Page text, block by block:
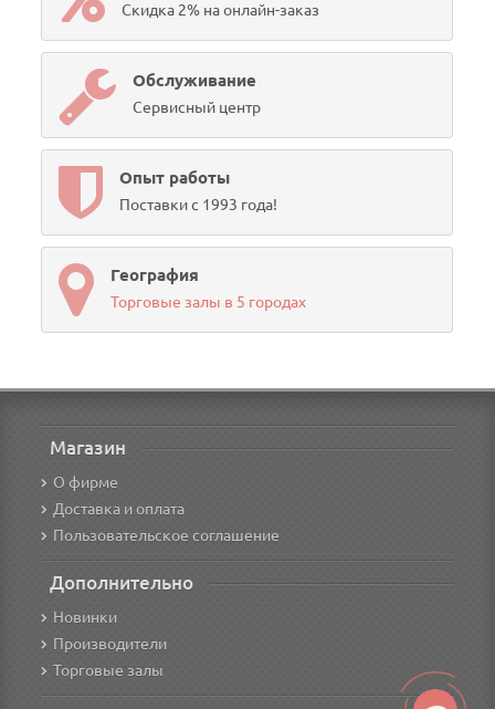
Скидка 2% на онлайн-заказ
Обслуживание
Сервисный центр
Опыт работы
Поставки с 1993 года!
География
Торговые залы в 5 городах
Магазин
О фирме
Доставка и оплата
Пользовательское соглашение
Дополнительно
Новинки
Производители
Торговые залы